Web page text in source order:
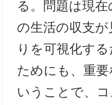
る。問題は現
の生活の収支
りを可視化す
ためにも、重
いうことで、